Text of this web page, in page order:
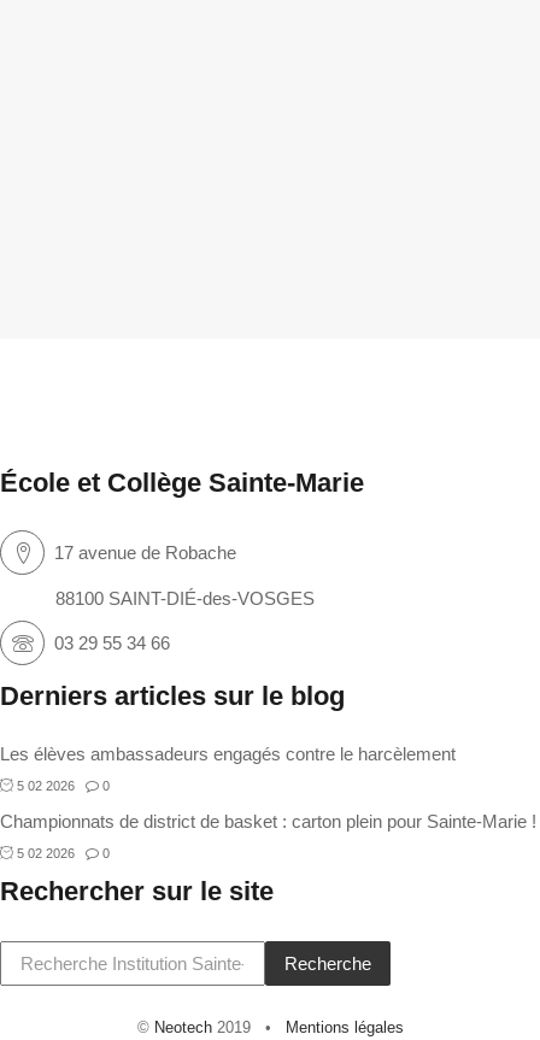
École et Collège Sainte-Marie
17 avenue de Robache
88100 SAINT-DIÉ-des-VOSGES
03 29 55 34 66
Derniers articles sur le blog
Les élèves ambassadeurs engagés contre le harcèlement
5 02 2026 0
Championnats de district de basket : carton plein pour Sainte-Marie !
5 02 2026 0
Rechercher sur le site
Recherche
© Neotech2019 • Mentions légales